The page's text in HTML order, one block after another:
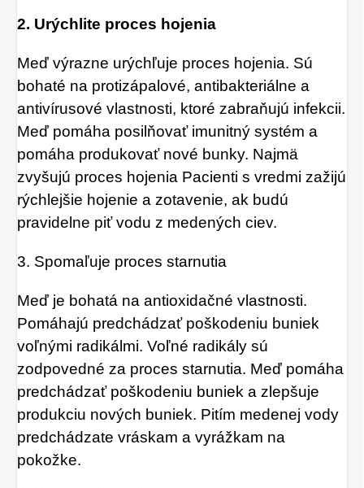
2. Urýchlite proces hojenia
Meď výrazne urýchľuje proces hojenia. Sú
bohaté na protizápalové, antibakteriálne a
antivírusové vlastnosti, ktoré zabraňujú infekcii.
Meď pomáha posilňovať imunitný systém a
pomáha produkovať nové bunky. Najmä
zvyšujú proces hojenia Pacienti s vredmi zažijú
rýchlejšie hojenie a zotavenie, ak budú
pravidelne piť vodu z medených ciev.
3. Spomaľuje proces starnutia
Meď je bohatá na antioxidačné vlastnosti.
Pomáhajú predchádzať poškodeniu buniek
voľnými radikálmi. Voľné radikály sú
zodpovedné za proces starnutia. Meď pomáha
predchádzať poškodeniu buniek a zlepšuje
produkciu nových buniek. Pitím medenej vody
predchádzate vráskam a vyrážkam na
pokožke.